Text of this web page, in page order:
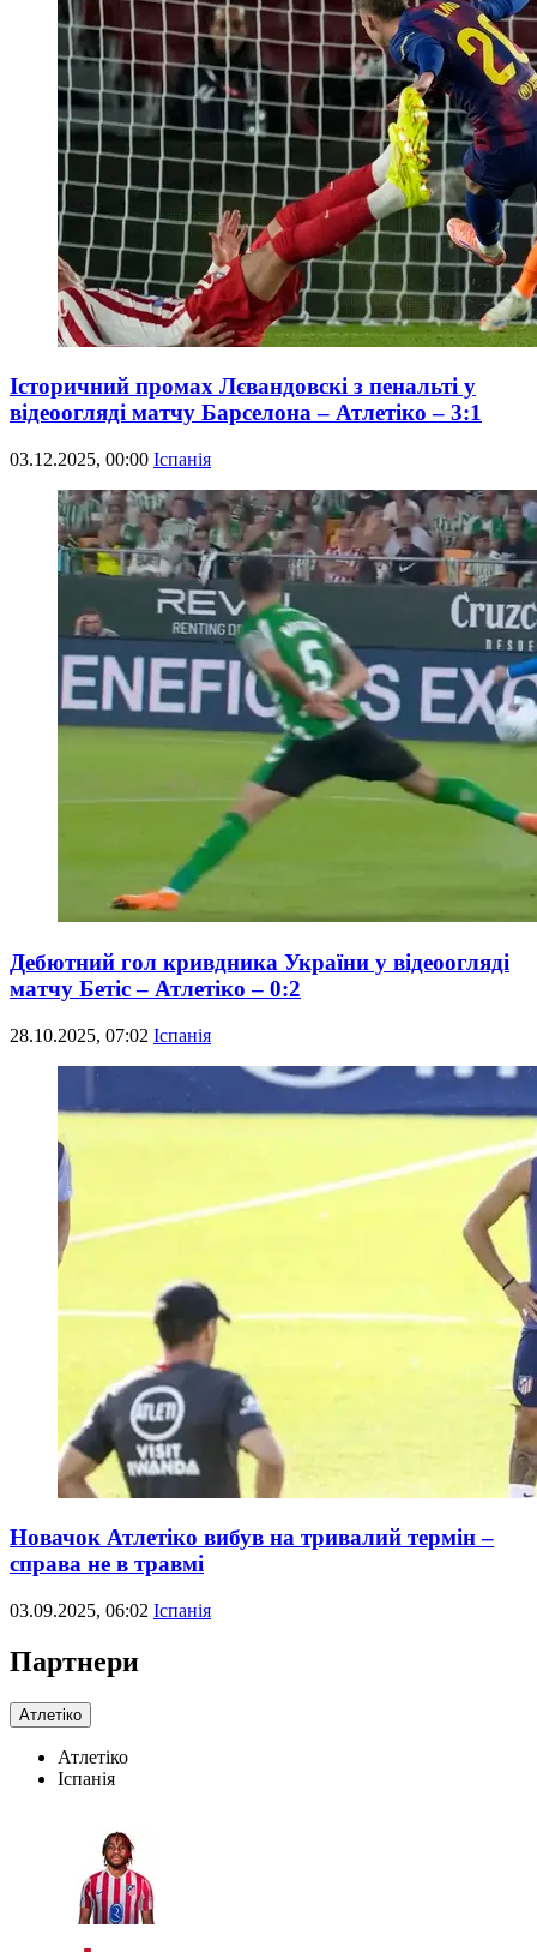
Історичний промах Лєвандовскі з пенальті у
відеоогляді матчу Барселона – Атлетіко – 3:1
03.12.2025, 00:00 Іспанія
Дебютний гол кривдника України у відеоогляді
матчу Бетіс – Атлетіко – 0:2
28.10.2025, 07:02 Іспанія
Новачок Атлетіко вибув на тривалий термін –
справа не в травмі
03.09.2025, 06:02 Іспанія
Партнери
Атлетіко
Атлетіко
Іспанія